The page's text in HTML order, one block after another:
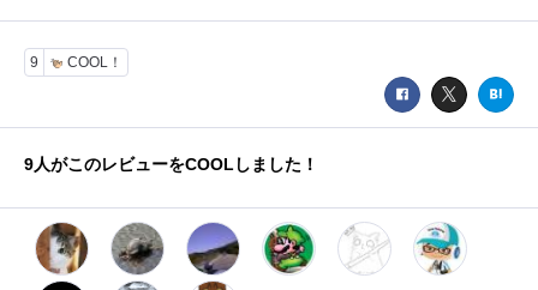
9 COOL！
9人がこのレビューをCOOLしました！